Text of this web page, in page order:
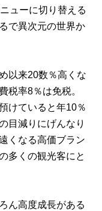
ューに切り替える
で異次元の世界か
以来20数％高くな
税率8％は免税。
けていると年10％
目減りにげんなり
くなる高価ブラン
多くの観光客にと
ん高度成長がある